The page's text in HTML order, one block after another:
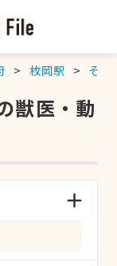
枚岡駅 その
獣医・動